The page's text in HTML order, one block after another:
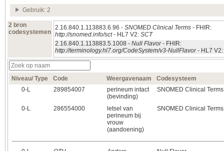
Gebruik: 2
2 bron
codesystemen
2.16.840.1.113883.6.96 - SNOMED Clinical Terms - FHIR:
http://snomed.info/sct- HL7 V2: SCT
2.16.840.1.113883.5.1008 - Null Flavor- FHIR:
http://terminology.hl7.org/CodeSystem/v3-NullFlavor- HL7 V2:
Niveau/ Type Code Weergavenaam
Codesysteem
0‑L
289854007
perineum intact
(bevinding)
SNOMED Clinical Terms
0‑L 286554000
letsel van
perineum bij
vrouw
(aandoening)
SNOMED Clinical Terms